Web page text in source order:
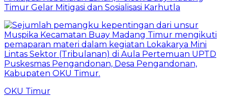
Timur Gelar Mitigasi dan Sosialisasi Karhutla
OKU Timur